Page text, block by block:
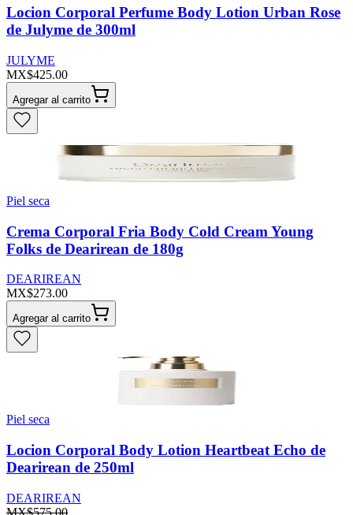
Locion Corporal Perfume Body Lotion Urban Rose
de Julyme de 300ml
JULYME
MX$425.00
Agregar al carrito
Piel seca
Crema Corporal Fria Body Cold Cream Young
Folks de Dearirean de 180g
DEARIREAN
MX$273.00
Agregar al carrito
Piel seca
Locion Corporal Body Lotion Heartbeat Echo de
Dearirean de 250ml
DEARIREAN
MX$575.00